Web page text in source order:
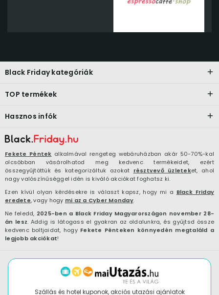
Fekete Péntek alkalmával rengeteg webáruházban akár 50-70%-kal
olcsóbban vásárolhatod meg kedvenc termékeidet, ezért
összegyűjtöttük és kategorizáltuk azokat résztvevő üzleteket, ahol
nagy valószínűséggel idén is kiváló akciókat foghatsz ki.
Ezen kívül olyan kérdésekre is választ kapsz, hogy mi a Black Friday
eredete, vagy hogy mi az a Cyber Monday.
Ne feledd, 2025-ben a Black Friday Magyarországon november 28-
án lesz. Addig is látogass el gyakran az oldalunkra, és gyűjtsd össze
kedvenc boltjaidat, hogy Fekete Pénteken könnyedén megtaláld a
legjobb akciókat!
Black Friday kategóriák
TOP termékek
Hasznos infók
Szállás és hotel kuponok, akciós utazási ajánlatok